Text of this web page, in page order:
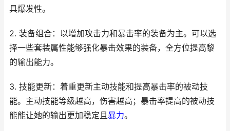
具爆发性。
2. 装备组合：以增加攻击力和暴击率的装备为主。可以选
择一些套装属性能够强化暴击效果的装备，全方位提高黎
的输出能力。
3. 技能更新：着重更新主动技能和提高暴击率的被动技
能。主动技能等级越高，伤害越高；暴击率提高的被动技
能能让她的输出更加稳定且暴力。